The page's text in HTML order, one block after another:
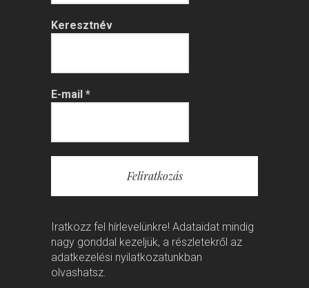
Keresztnév
E-mail *
Iratkozz fel hírlevelünkre! Adataidat mindig
nagy gonddal kezeljük, a részletekről az
adatkezelési nyilatkozatunkban
olvashatsz.